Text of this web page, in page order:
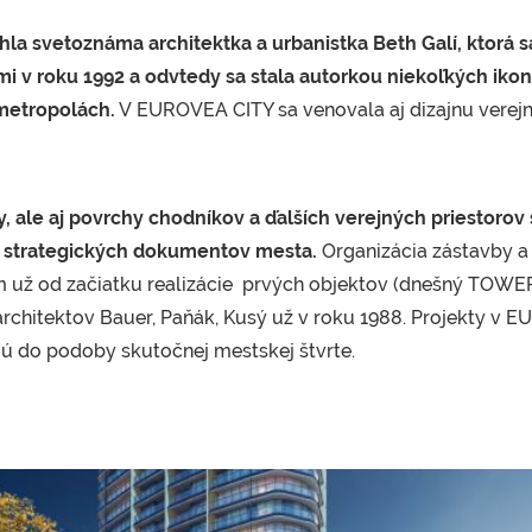
svetoznáma architektka a urbanistka Beth Galí, ktorá
v roku 1992 a odvtedy sa stala autorkou niekoľkých
V EUROVEA CITY sa venovala aj dizajnu
ale aj povrchy chodníkov a ďalších verejných
dokumentov mesta. Organizácia zástavby
od začiatku realizácie prvých objektov (dnešný
Bauer, Paňák, Kusý už v roku 1988. Projekty v
do podoby skutočnej mestskej štvrte.